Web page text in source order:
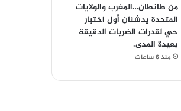
من طانطان…المغرب والولايات
المتحدة يدشنان أول اختبار
حي لقدرات الضربات الدقيقة
بعيدة المدى.
منذ 6 ساعات